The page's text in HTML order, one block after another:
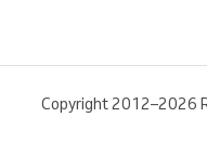
Copyright 2012–2026